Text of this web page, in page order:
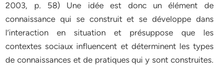
2003, p. 58) Une idée est donc un élément de
connaissance qui se construit et se développe dans
l’interaction en situation et présuppose que les
contextes sociaux influencent et déterminent les types
de connaissances et de pratiques qui y sont construites.